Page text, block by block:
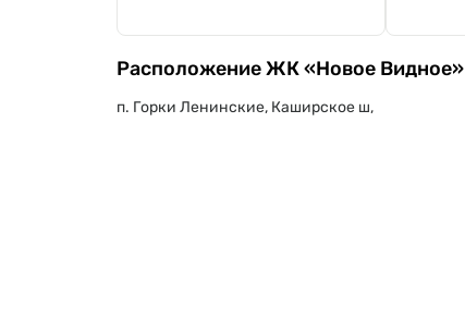
Расположение ЖК «Новое Видное»
п. Горки Ленинские, Каширское ш,